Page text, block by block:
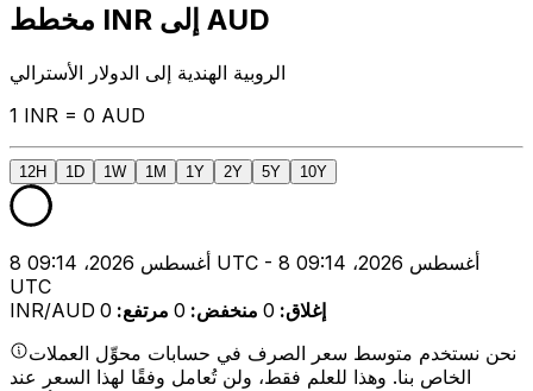
مخطط INR إلى AUD
الروبية الهندية إلى الدولار الأسترالي
1 INR = 0 AUD
12H 1D 1W 1M 1Y 2Y 5Y 10Y
8 أغسطس 2026، 09:14 UTC - 8 أغسطس 2026، 09:14
UTC
INR/AUD
إغلاق:
0 منخفض:
0 مرتفع:
0
نحن نستخدم متوسط سعر الصرف في حسابات محوِّل العملات
الخاص بنا. وهذا للعلم فقط، ولن تُعامل وفقًا لهذا السعر عند